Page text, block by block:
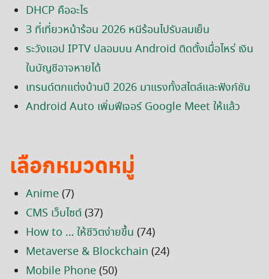
DHCP คืออะไร
3 ที่เที่ยวหน้าร้อน 2026 หนีร้อนไปรับลมเย็น
ระวังแอป IPTV ปลอมบน Android ติดตั้งเมื่อไหร่ เงิน
ในบัญชีอาจหายได้
เทรนด์ตกแต่งบ้านปี 2026 มาแรงทั้งสไตล์และฟังก์ชัน
Android Auto เพิ่มฟีเจอร์ Google Meet ให้แล้ว
เลือกหมวดหมู่
Anime(7)
CMS เว็บไซต์(37)
How to … ให้ชีวิตง่ายขึ้น (74)
Metaverse & Blockchain (24)
Mobile Phone(50)